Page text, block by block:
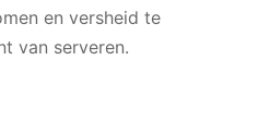
en versheid te
van serveren.